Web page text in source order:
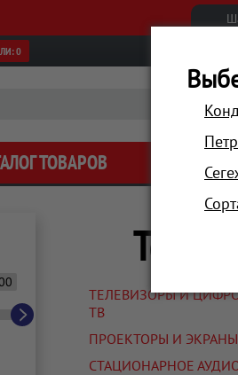
0
ТОВАРОВ АКЦИИ
ТЕЛЕВИЗОРЫ И
ТВ
ПРОЕКТОРЫ И ЭКРАНЫ
СТАЦИОНАРНОЕ